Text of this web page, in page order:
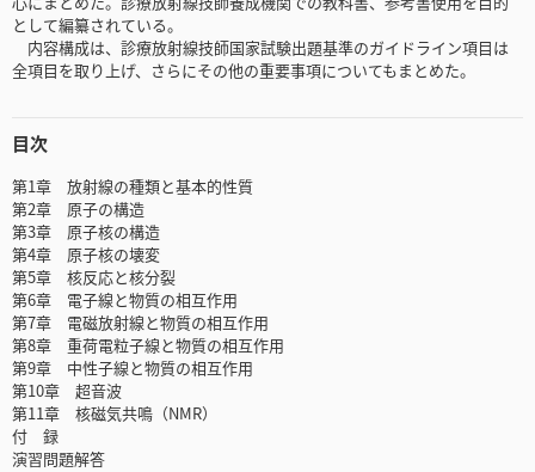
として編纂されている。
内容構成は、診療放射線技師国家試験出題基準のガイドライン項目は
全項目を取り上げ、さらにその他の重要事項についてもまとめた。
目次
第1章 放射線の種類と基本的性質
第2章 原子の構造
第3章 原子核の構造
第4章 原子核の壊変
第5章 核反応と核分裂
第6章 電子線と物質の相互作用
第7章 電磁放射線と物質の相互作用
第8章 重荷電粒子線と物質の相互作用
第9章 中性子線と物質の相互作用
第10章 超音波
第11章 核磁気共鳴（NMR）
付 録
演習問題解答